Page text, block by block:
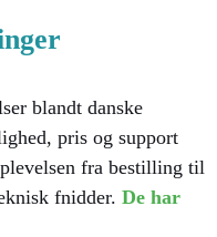
blandt danske
pris og support
fra bestilling til
fnidder. De har